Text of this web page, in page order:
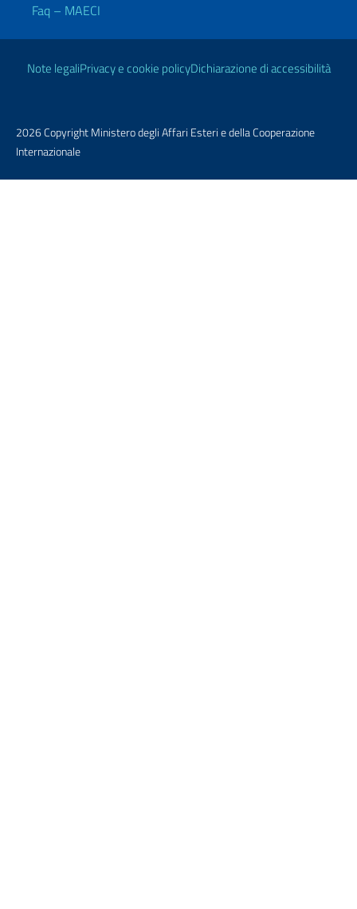
Faq – MAECI
Link Utili
Note legaliPrivacy e cookie policyDichiarazione di accessibilità
2026 Copyright Ministero degli Affari Esteri e della Cooperazione
Internazionale